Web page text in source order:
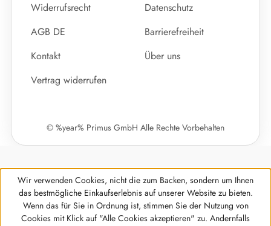
Widerrufsrecht
Datenschutz
AGB DE
Barrierefreiheit
Kontakt
Über uns
Vertrag widerrufen
© %year% Primus GmbH Alle Rechte Vorbehalten
Wir verwenden Cookies, nicht die zum Backen, sondern um Ihnen
das bestmögliche Einkaufserlebnis auf unserer Website zu bieten.
Wenn das für Sie in Ordnung ist, stimmen Sie der Nutzung von
Cookies mit Klick auf "Alle Cookies akzeptieren" zu. Andernfalls